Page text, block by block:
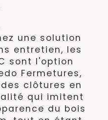
une solution
entretien, les
sont l'option
Fermetures,
clôtures en
qui imitent
du bois